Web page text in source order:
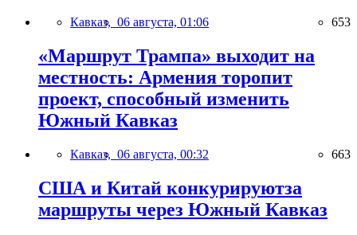
Кавказ, 06 августа, 01:06 653
«Маршрут Трампа» выходит на
местность: Армения торопит
проект, способный изменить
Южный Кавказ
Кавказ, 06 августа, 00:32 663
США и Китай конкурируютза
маршруты через Южный Кавказ